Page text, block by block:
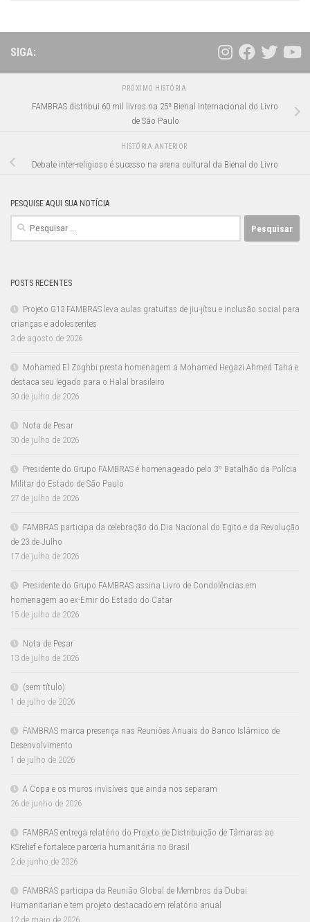
SIGA:
PRÓXIMO HISTÓRIA
FAMBRAS distribui 60 mil livros na 25ª Bienal Internacional do Livro
de São Paulo
HISTÓRIA ANTERIOR
Debate inter-religioso é sucesso na arena cultural da Bienal do Livro
PESQUISE AQUI SUA NOTÍCIA
Pesquisar
POSTS RECENTES
Projeto G13 FAMBRAS leva aulas gratuitas de jiu-jítsu e inclusão social para
crianças e adolescentes
3 de agosto de 2026
Mohamed El Zoghbi presta homenagem a Mohamed Hegazi Ahmed Taha e
destaca seu legado para o Halal brasileiro
30 de julho de 2026
Nota de Pesar
30 de julho de 2026
Presidente do Grupo FAMBRAS é homenageado pelo 3º Batalhão da Polícia
Militar do Estado de São Paulo
27 de julho de 2026
FAMBRAS participa da celebração do Dia Nacional do Egito e da Revolução
de 23 de Julho
17 de julho de 2026
Presidente do Grupo FAMBRAS assina Livro de Condolências em
homenagem ao ex-Emir do Estado do Catar
15 de julho de 2026
Nota de Pesar
13 de julho de 2026
(sem título)
1 de julho de 2026
FAMBRAS marca presença nas Reuniões Anuais do Banco Islâmico de
Desenvolvimento
1 de julho de 2026
A Copa e os muros invisíveis que ainda nos separam
26 de junho de 2026
FAMBRAS entrega relatório do Projeto de Distribuição de Tâmaras ao
KSrelief e fortalece parceria humanitária no Brasil
2 de junho de 2026
FAMBRAS participa da Reunião Global de Membros da Dubai
Humanitarian e tem projeto destacado em relatório anual
12 de maio de 2026